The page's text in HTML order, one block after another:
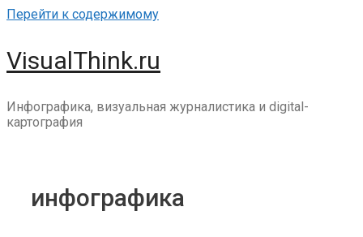
Перейти к содержимому
VisualThink.ru
Инфографика, визуальная журналистика и digital-
картография
инфографика